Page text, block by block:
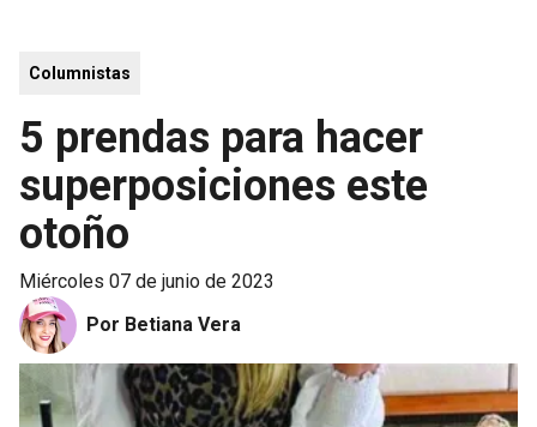
Columnistas
5 prendas para hacer
superposiciones este
otoño
miércoles 07 de junio de 2023
Por Betiana Vera